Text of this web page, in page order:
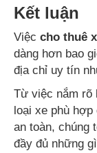
Kết luận
Việc cho thuê
dàng hơn bao
địa chỉ uy tín
Từ việc nắm rõ
loại xe phù
an toàn, chúng
đầy đủ những